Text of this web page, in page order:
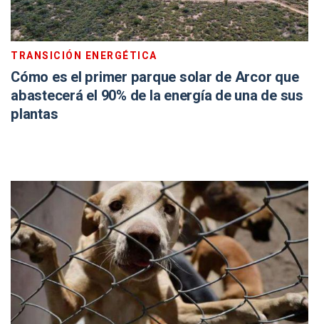
TRANSICIÓN ENERGÉTICA
Cómo es el primer parque solar de Arcor que
abastecerá el 90% de la energía de una de sus
plantas